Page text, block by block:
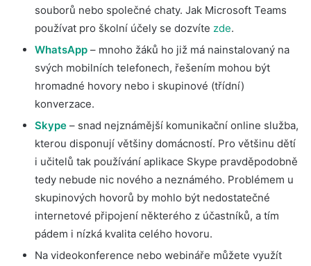
souborů nebo společné chaty. Jak Microsoft Teams
používat pro školní účely se dozvíte zde.
WhatsApp – mnoho žáků ho již má nainstalovaný na
svých mobilních telefonech, řešením mohou být
hromadné hovory nebo i skupinové (třídní)
konverzace.
Skype – snad nejznámější komunikační online služba,
kterou disponují většiny domácností. Pro většinu dětí
i učitelů tak používání aplikace Skype pravděpodobně
tedy nebude nic nového a neznámého. Problémem u
skupinových hovorů by mohlo být nedostatečné
internetové připojení některého z účastníků, a tím
pádem i nízká kvalita celého hovoru.
Na videokonference nebo webináře můžete využít